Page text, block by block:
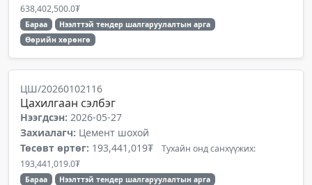
638,402,500.0₮
Бараа
Нээлттэй тендер шалгаруулалтын арга
Өөрийн хөрөнгө
ЦШ/20260102116
Цахилгаан сэлбэг
Нээгдсэн: 2026-05-27
Захиалагч: Цемент шохой
Төсөвт өртөг: 193,441,019₮ Тухайн онд санхүүжих:
193,441,019.0₮
Бараа
Нээлттэй тендер шалгаруулалтын арга